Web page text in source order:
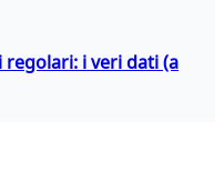
i veri dati (a